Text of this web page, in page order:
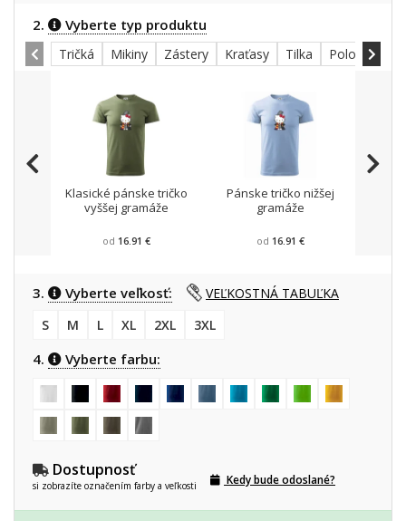
2. Vyberte typ produktu
Tričká Mikiny Zástery Kraťasy Tilka Polokošele
Klasické pánske tričko
vyššej gramáže
od 16.91 €
Pánske tričko nižšej
gramáže
od 16.91 €
3. Vyberte veľkosť:
VEĽKOSTNÁ TABUĽKA
S
M L XL 2XL 3XL
4. Vyberte farbu:
Dostupnosť
si zobrazíte označením farby a veľkosti Kedy bude odoslané?